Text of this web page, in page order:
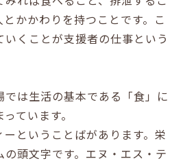
とかかわりを持つことです。こ
いくことが支援者の仕事という
では生活の基本である「食」に
ています。
ということばがあります。栄
頭文字です。エヌ・エス・テ